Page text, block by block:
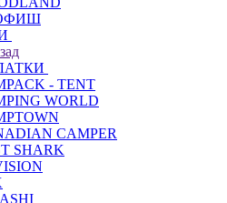
- TENT
WORLD
CAMPER
SHARK